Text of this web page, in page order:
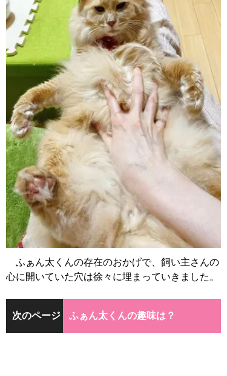
ふぁん太くんの存在のおかげで、飼い主さんの
心に開いていた穴は徐々に埋まっていきました。
次のページ ふぁん太くんの趣味は？